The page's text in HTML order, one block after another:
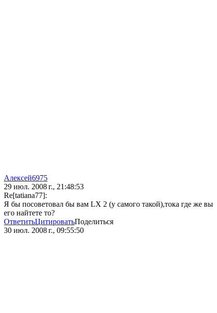
Алексей6975
29 июл. 2008 г., 21:48:53
Re[tatiana77]:
Я бы посоветовал бы вам LX 2 (у самого такой),тока где же вы
его найтете то?
ОтветитьЦитироватьПоделиться
30 июл. 2008 г., 09:55:50